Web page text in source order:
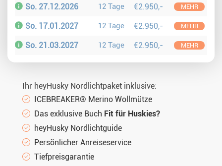
So. 27.12.2026 12 Tage €2.950,- MEHR
So. 17.01.2027 12 Tage €2.950,- MEHR
So. 21.03.2027 12 Tage €2.950,- MEHR
Ihr heyHusky Nordlichtpaket inklusive:
ICEBREAKER® Merino Wollmütze
Das exklusive Buch Fit für Huskies?
heyHusky Nordlichtguide
Persönlicher Anreiseservice
Tiefpreisgarantie